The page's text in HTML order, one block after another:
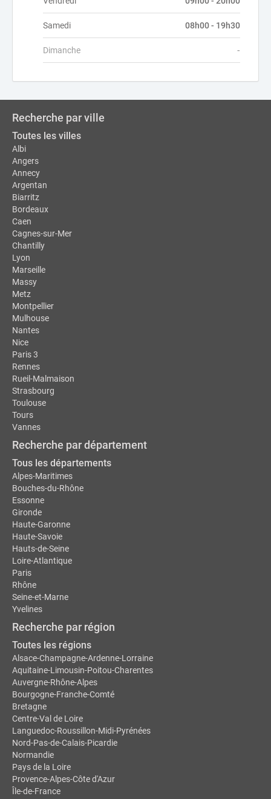
Samedi 08h00 - 19h30
Dimanche -
Recherche par ville
Toutes les villes
Albi
Angers
Annecy
Argentan
Biarritz
Bordeaux
Caen
Cagnes-sur-Mer
Chantilly
Lyon
Marseille
Massy
Metz
Montpellier
Mulhouse
Nantes
Nice
Paris 3
Rennes
Rueil-Malmaison
Strasbourg
Toulouse
Tours
Vannes
Recherche par département
Tous les départements
Alpes-Maritimes
Bouches-du-Rhône
Essonne
Gironde
Haute-Garonne
Haute-Savoie
Hauts-de-Seine
Loire-Atlantique
Paris
Rhône
Seine-et-Marne
Yvelines
Recherche par région
Toutes les régions
Alsace-Champagne-Ardenne-Lorraine
Aquitaine-Limousin-Poitou-Charentes
Auvergne-Rhône-Alpes
Bourgogne-Franche-Comté
Bretagne
Centre-Val de Loire
Languedoc-Roussillon-Midi-Pyrénées
Nord-Pas-de-Calais-Picardie
Normandie
Pays de la Loire
Provence-Alpes-Côte d'Azur
Île-de-France